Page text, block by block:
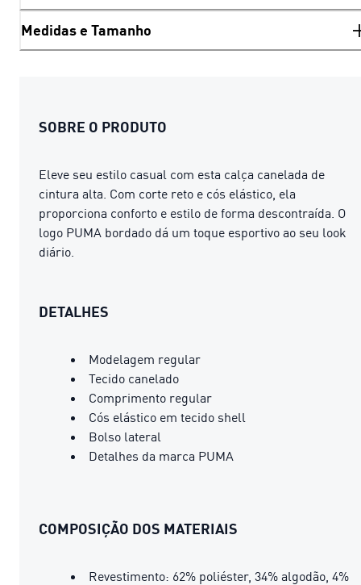
Medidas e Tamanho
SOBRE O PRODUTO
Eleve seu estilo casual com esta calça canelada de
cintura alta. Com corte reto e cós elástico, ela
proporciona conforto e estilo de forma descontraída. O
logo PUMA bordado dá um toque esportivo ao seu look
diário.
DETALHES
Modelagem regular
Tecido canelado
Comprimento regular
Cós elástico em tecido shell
Bolso lateral
Detalhes da marca PUMA
COMPOSIÇÃO DOS MATERIAIS
Revestimento: 62% poliéster, 34% algodão, 4%